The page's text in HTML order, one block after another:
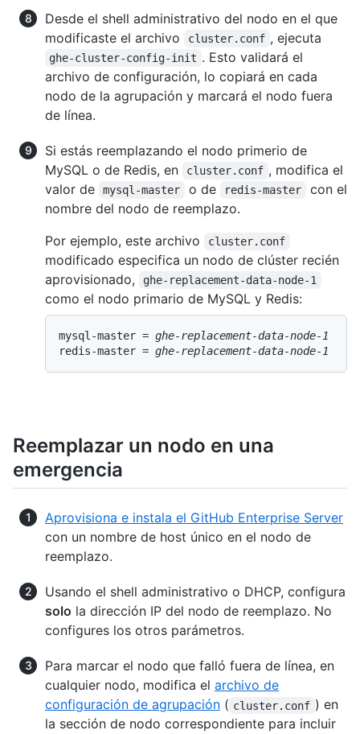
Desde el shell administrativo del nodo en el que
modificaste el archivo
cluster.conf , ejecuta
ghe-cluster-config-init . Esto validará el
archivo de configuración, lo copiará en cada
nodo de la agrupación y marcará el nodo fuera
de línea.
Si estás reemplazando el nodo primerio de
MySQL o de Redis, en
cluster.conf , modifica el
valor de
mysql-master o de redis-master
con el
nombre del nodo de reemplazo.
Por ejemplo, este archivo
cluster.conf
modificado especifica un nodo de clúster recién
aprovisionado,
ghe-replacement-data-node-1
como el nodo primario de MySQL y Redis:
mysql-master = ghe-replacement-data-node-1
redis-master = ghe-replacement-data-node-1
Reemplazar un nodo en una
emergencia
Aprovisiona e instala el GitHub Enterprise Server
con un nombre de host único en el nodo de
reemplazo.
Usando el shell administrativo o DHCP, configura
solo la dirección IP del nodo de reemplazo. No
configures los otros parámetros.
Para marcar el nodo que falló fuera de línea, en
cualquier nodo, modifica el archivo de
configuración de agrupación ( cluster.conf ) en
la sección de nodo correspondiente para incluir